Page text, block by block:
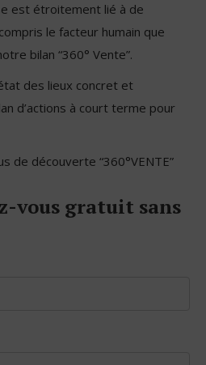
est étroitement lié à de
le facteur humain que
bilan “360° Vente”.
des lieux concret et
d’actions à court terme pour
de découverte “360°VENTE”
vous gratuit sans